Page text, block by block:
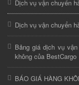
Dịch vụ vận chuyển
Dịch vụ vận chuyển
Bảng giá dịch vụ
không của BestCargo
BÁO GIÁ HÀNG